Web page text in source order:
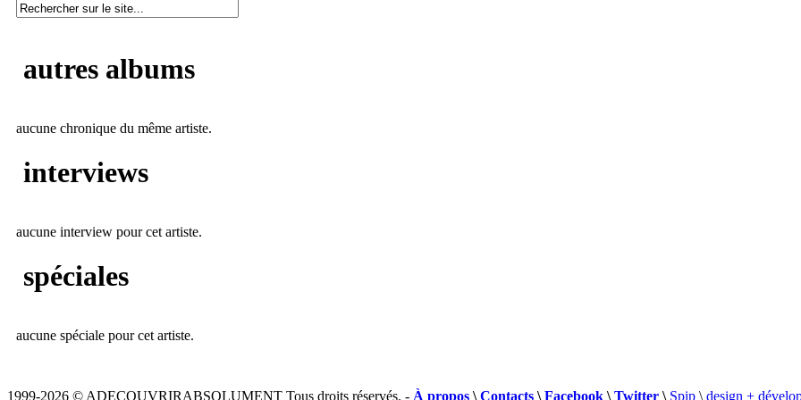
autres albums
aucune chronique du même artiste.
interviews
aucune interview pour cet artiste.
spéciales
aucune spéciale pour cet artiste.
1999-2026 © ADECOUVRIRABSOLUMENT Tous droits réservés. - À propos \Contacts \Facebook \Twitter \ Spip \ design +